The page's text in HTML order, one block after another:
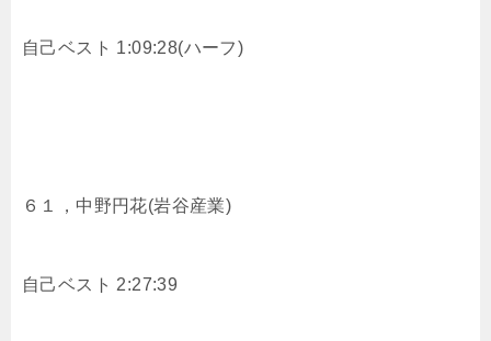
自己ベスト 1:09:28(ハーフ)
６１， 中野円花(岩谷産業)
自己ベスト 2:27:39